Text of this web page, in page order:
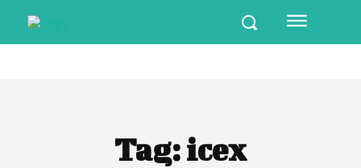
Tag:icex